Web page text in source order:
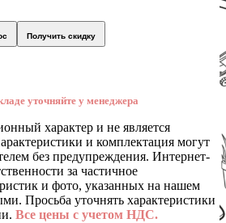
Получить скидку
уточняйте у менеджера
характер и не является
и комплектация могут
без предупреждения. Интернет-
за частичное
и фото, указанных на нашем
Просьба уточнять характеристики
Все цены с учетом НДС.